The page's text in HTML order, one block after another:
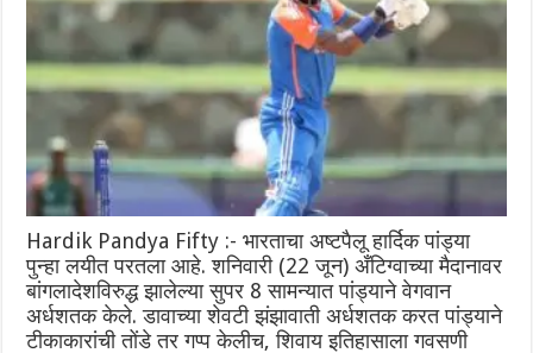
Hardik Pandya Fifty :- भारताचा अष्टपैलू हार्दिक पांड्या
पुन्हा लयीत परतला आहे. शनिवारी (22 जून) अँटिग्वाच्या मैदानावर
बांगलादेशविरुद्ध झालेल्या सुपर 8 सामन्यात पांड्याने वेगवान
अर्धशतक केले. डावाच्या शेवटी झंझावाती अर्धशतक करत पांड्याने
टीकाकारांची तोंडे तर गप्प केलीच, शिवाय इतिहासाला गवसणी